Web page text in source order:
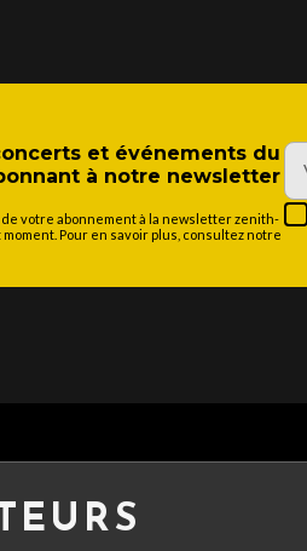
et événements du
à notre newsletter
votre abonnement à la newsletter zenith-
Pour en savoir plus, consultez notre